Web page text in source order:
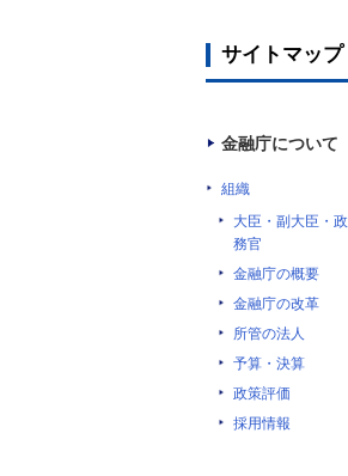
サイトマップ
金融庁について
組織
大臣・副大臣・政
務官
金融庁の概要
金融庁の改革
所管の法人
予算・決算
政策評価
採用情報